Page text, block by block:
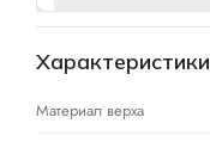
Характеристики
Материал верха